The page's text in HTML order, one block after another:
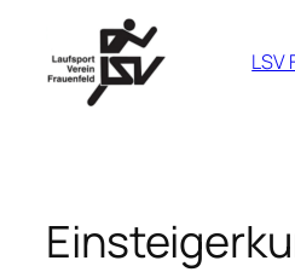
springen
LSV